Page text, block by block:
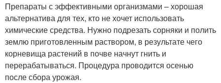
Препараты с эффективными организмами – хорошая
альтернатива для тех, кто не хочет использовать
химические средства. Нужно подрезать сорняки и полить
землю приготовленным раствором, в результате чего
корневища растений в почве начнут гнить и
перерабатываться. Процедура проводится осенью
после сбора урожая.